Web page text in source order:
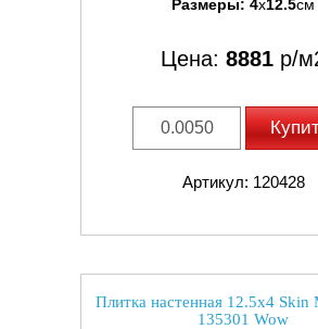
Размеры: 4x12.5см
Цена: 8881 р/
Артикул: 120428
Плитка настенная 12.5x4 Skin
135301 Wow